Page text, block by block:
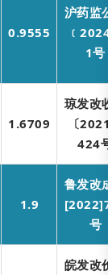
0.9555
沪药监
1号
1.6709
琼发改
〔
424
1.9
鲁发改
号
皖发改